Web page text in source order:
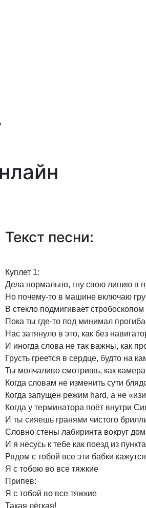
Текст песни:
Куплет 1:
Дела нормально, гну свою линию в
Но почему-то в машине включаю
В стекло подмигивает стробоскопом
Пока ты где-то под минимал
Нас затянуло в это, как без
И иногда слова не так важны, как
Грусть греется в сердце, будто на
Ты молчаливо смотришь, как камера
Когда словам не изменить сути
Когда запущен режим hard, а не «изи
Когда у терминатора поёт внутри
И ты сияешь гранями чистого
Словно стены лабиринта вокруг
И я несусь к тебе как поезд из пункта
Рядом с тобой все эти бабки кажутся
Я с тобою во все тяжкие
Припев:
Я с тобой во все тяжкие
Такая лёгкая!